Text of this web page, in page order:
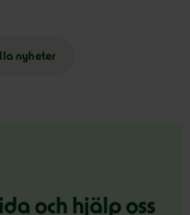
nyheter
och hjälp oss